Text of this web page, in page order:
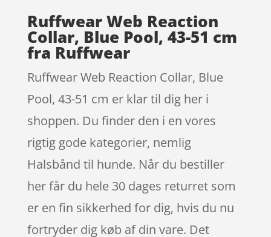
Ruffwear Web Reaction
Collar, Blue Pool, 43-51 cm
fra Ruffwear
Ruffwear Web Reaction Collar, Blue
Pool, 43-51 cm er klar til dig her i
shoppen. Du finder den i en vores
rigtig gode kategorier, nemlig
Halsbånd til hunde. Når du bestiller
her får du hele 30 dages returret som
er en fin sikkerhed for dig, hvis du nu
fortryder dig køb af din vare. Det